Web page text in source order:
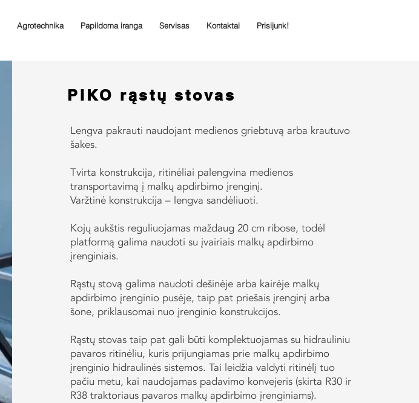
Agrotechnika Papildoma iranga Servisas Kontaktai Prisijunk!
PIKO rąstų stovas
Lengva pakrauti naudojant medienos griebtuvą arba krautuvo
šakes.
Tvirta konstrukcija, ritinėliai palengvina medienos
transportavimą į malkų apdirbimo įrenginį.
Varžtinė konstrukcija – lengva sandėliuoti.
Kojų aukštis reguliuojamas maždaug 20 cm ribose, todėl
platformą galima naudoti su įvairiais malkų apdirbimo
įrenginiais.
Rąstų stovą galima naudoti dešinėje arba kairėje malkų
apdirbimo įrenginio pusėje, taip pat priešais įrenginį arba
šone, priklausomai nuo įrenginio konstrukcijos.
Rąstų stovas taip pat gali būti komplektuojamas su hidrauliniu
pavaros ritinėliu, kuris prijungiamas prie malkų apdirbimo
įrenginio hidraulinės sistemos. Tai leidžia valdyti ritinėlį tuo
pačiu metu, kai naudojamas padavimo konvejeris (skirta R30 ir
R38 traktoriaus pavaros malkų apdirbimo įrenginiams).